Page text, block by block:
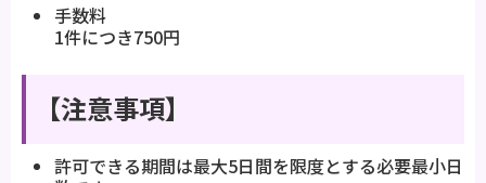
手数料
1件につき750円
【注意事項】
許可できる期間は最大5日間を限度とする必要最小日